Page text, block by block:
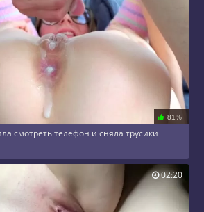
81%
смотреть телефон и сняла трусики
02:20